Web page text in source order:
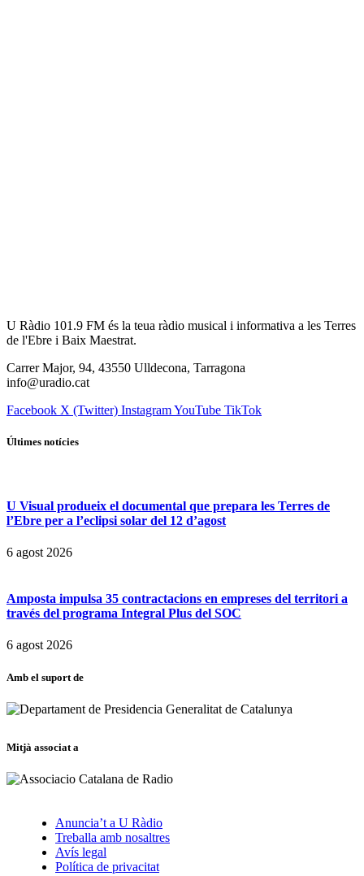
U Ràdio 101.9 FM és la teua ràdio musical i informativa a les Terres
de l'Ebre i Baix Maestrat.
Carrer Major, 94, 43550 Ulldecona, Tarragona
info@uradio.cat
Facebook X (Twitter) InstagramYouTube TikTok
Últimes notícies
U Visual produeix el documental que prepara les Terres de
l’Ebre per a l’eclipsi solar del 12 d’agost
6 agost 2026
Amposta impulsa 35 contractacions en empreses del territori a
través del programa Integral Plus del SOC
6 agost 2026
Amb el suport de
Mitjà associat a
Anuncia’t a U Ràdio
Treballa amb nosaltres
Avís legal
Política de privacitat